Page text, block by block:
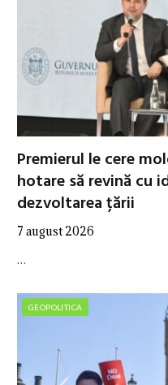
Premierul le cere
hotare să revină cu
dezvoltarea țării
7 august 2026
…
GEOPOLITICA